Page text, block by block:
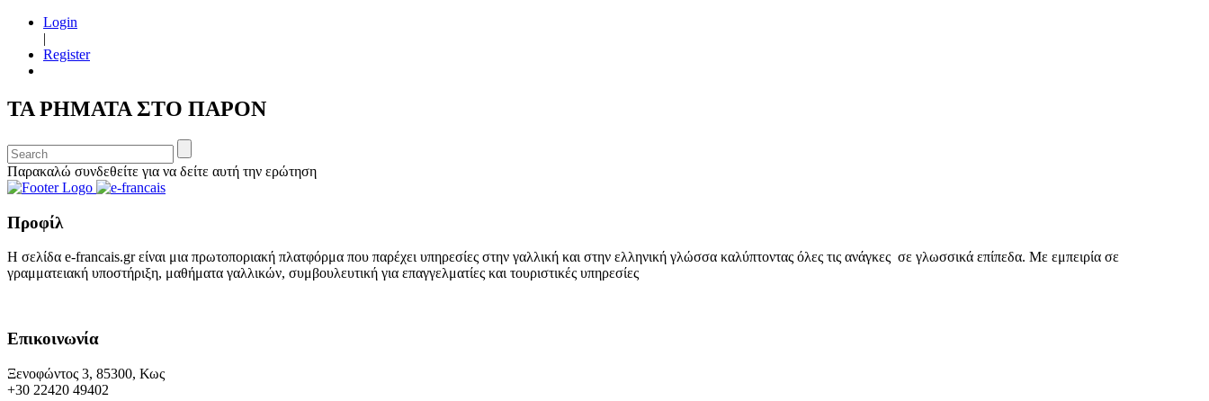
Login
|
Register
ΤΑ ΡΗΜΑΤΑ ΣΤΟ ΠΑΡΟΝ
Παρακαλώ συνδεθείτε για να δείτε αυτή την ερώτηση
Προφίλ
Η σελίδα e-francais.gr είναι μια πρωτοποριακή πλατφόρμα που παρέχει υπηρεσίες στην γαλλική και στην ελληνική γλώσσα καλύπτοντας όλες τις ανάγκες σε γλωσσικά επίπεδα. Με εμπειρία σε
γραμματειακή υποστήριξη, μαθήματα γαλλικών, συμβουλευτική για επαγγελματίες και τουριστικές υπηρεσίες
Επικοινωνία
Ξενοφώντος 3, 85300, Κως
+30 22420 49402